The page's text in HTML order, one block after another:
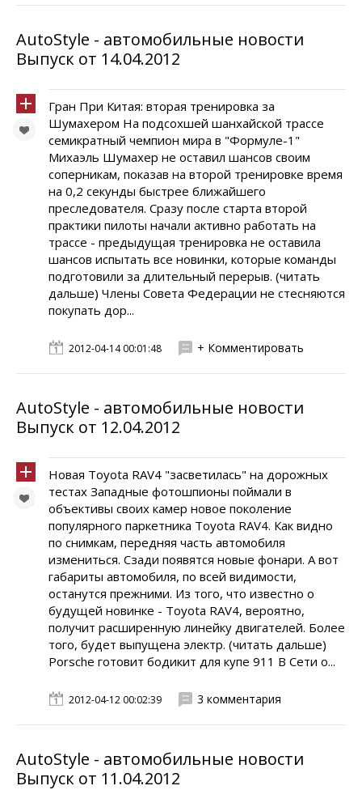
AutoStyle - автомобильные новости
Выпуск от 14.04.2012
Гран При Китая: вторая тренировка за
Шумахером На подсохшей шанхайской трассе
семикратный чемпион мира в "Формуле-1"
Михаэль Шумахер не оставил шансов своим
соперникам, показав на второй тренировке время
на 0,2 секунды быстрее ближайшего
преследователя. Сразу после старта второй
практики пилоты начали активно работать на
трассе - предыдущая тренировка не оставила
шансов испытать все новинки, которые команды
подготовили за длительный перерыв. (читать
дальше) Члены Совета Федерации не стесняются
покупать дор...
2012-04-14 00:01:48 + Комментировать
AutoStyle - автомобильные новости
Выпуск от 12.04.2012
Новая Toyota RAV4 "засветилась" на дорожных
тестах Западные фотошпионы поймали в
объективы своих камер новое поколение
популярного паркетника Toyota RAV4. Как видно
по снимкам, передняя часть автомобиля
измениться. Сзади появятся новые фонари. А вот
габариты автомобиля, по всей видимости,
останутся прежними. Из того, что известно о
будущей новинке - Toyota RAV4, вероятно,
получит расширенную линейку двигателей. Более
того, будет выпущена электр. (читать дальше)
Porsche готовит бодикит для купе 911 В Сети о...
2012-04-12 00:02:39 3 комментария
AutoStyle - автомобильные новости
Выпуск от 11.04.2012